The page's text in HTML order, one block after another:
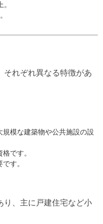
それぞれ異なる特徴があ
模な建築物や公共施設の設
です。
す。
り、主に戸建住宅など小